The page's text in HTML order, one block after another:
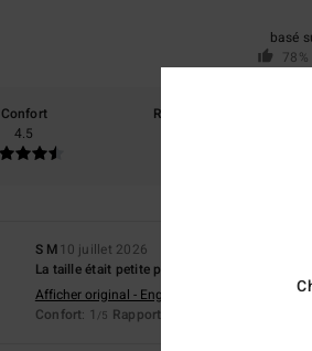
basé
Confort
4.5
Rapport qualité / prix
S M 10 juillet 2026
La taille était petite par rapport aux autres t-
Afficher original - English
Confort: 1 /5 Rapport qualité / prix